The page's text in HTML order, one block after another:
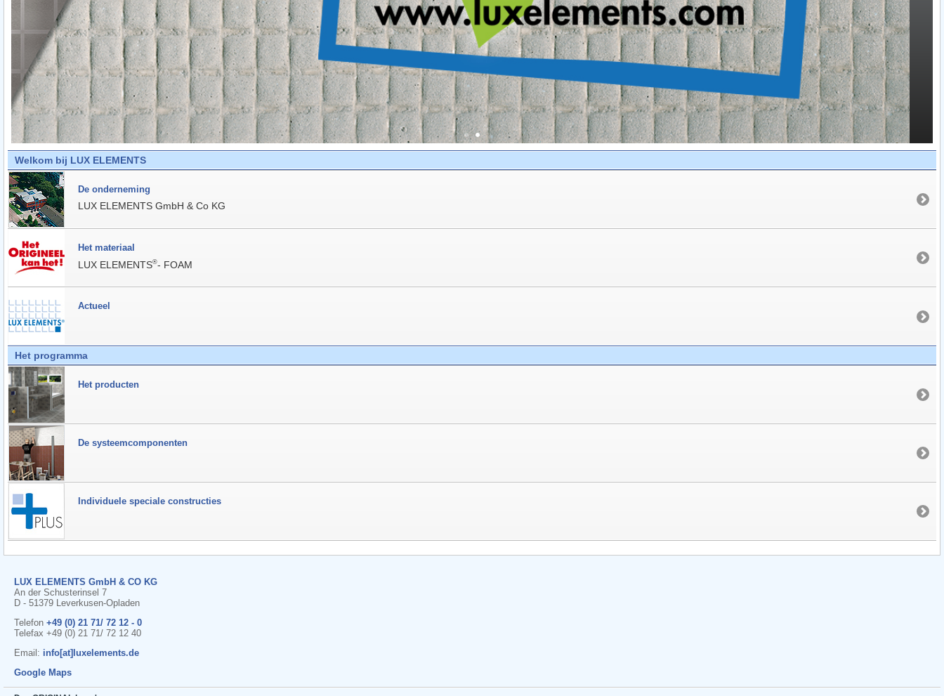
Welkom bij LUX ELEMENTS
De onderneming
LUX ELEMENTS GmbH & Co KG
Het materiaal
LUX ELEMENTS®- FOAM
Actueel
Het programma
Het producten
De systeemcomponenten
Individuele speciale constructies
LUX ELEMENTS GmbH & CO KG
An der Schusterinsel 7
D - 51379 Leverkusen-Opladen
Telefon +49 (0) 21 71/ 72 12 - 0
Telefax +49 (0) 21 71/ 72 12 40
Email: info[at]luxelements.de
Google Maps